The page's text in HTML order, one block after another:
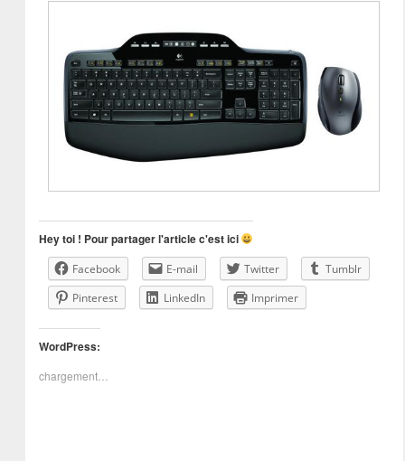
Hey toi ! Pour partager l'article c'est ici
Facebook E-mail Twitter
Tumblr
Pinterest
LinkedIn Imprimer
WordPress:
chargement…